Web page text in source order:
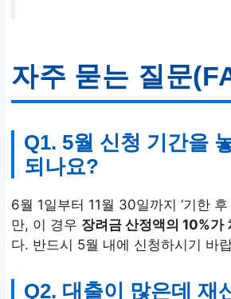
자주 묻는 질문
Q1. 5월 신청 기간을
되나요?
6월 1일부터 11월 30일까지 ‘기한 후
만, 이 경우 장려금 산정액의 10%가
다. 반드시 5월 내에 신청하시기 바
Q2. 대출이 많은데 재